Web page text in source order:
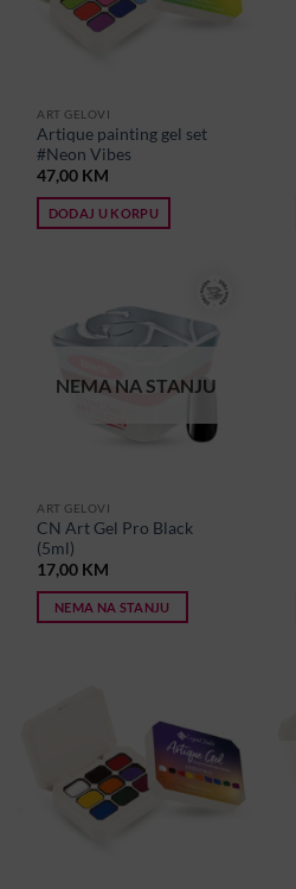
ART GELOVI
Artique painting gel set
#Neon Vibes
47,00 KM
DODAJ U KORPU
NEMA NA STANJU
ART GELOVI
CN Art Gel Pro Black
(5ml)
17,00 KM
NEMA NA STANJU